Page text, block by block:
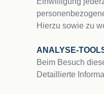
Hierzu sowie zu
ANALYSE-
Beim Besuch
Detaillierte